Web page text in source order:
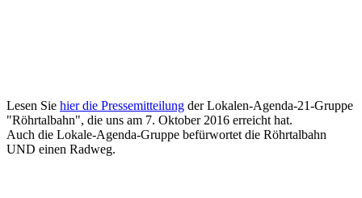
Lesen Sie hier die Pressemitteilung der Lokalen-Agenda-21-Gruppe
"Röhrtalbahn", die uns am 7. Oktober 2016 erreicht hat.
Auch die Lokale-Agenda-Gruppe befürwortet die Röhrtalbahn
UND einen Radweg.